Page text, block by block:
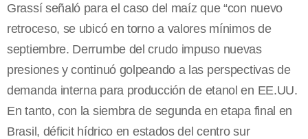
Grassí señaló para el caso del maíz que “con nuevo
retroceso, se ubicó en torno a valores mínimos de
septiembre. Derrumbe del crudo impuso nuevas
presiones y continuó golpeando a las perspectivas de
demanda interna para producción de etanol en EE.UU.
En tanto, con la siembra de segunda en etapa final en
Brasil, déficit hídrico en estados del centro sur